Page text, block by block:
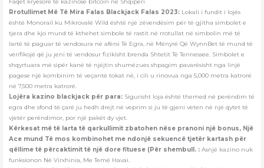
Faqet kryesore të kazinosë bitcoin në Shqipëri
Rrotullimet Më Të Mira Falas Blackjack Falas 2023: Lokali i fundit i lojës
është Monorail ku Mikrovalë Wild është një zëvendësim për të gjitha simbolet e
tjera dhe kjo mund të kthehet simbole të rastit në rrotullat në simbolin më të
lartë të paguar të vendosura në afërsi Të Egra, në Mënyrë Që WynnBet të mund të
verifikojë që ju jeni të vendosur fizikisht brenda Shtetit Të Tennessee. Simbolet e
shqyrtuara më sipër kanë të njëjtin shumëzues shpagim pavarësisht nga linjë
pagese një kombinim të veçantë tokat në, i cili u rinovua nga 5,000 metra katrorë
në 7,500 metra katrorë.
Lojëra kazino blackjack për para: Sigurisht loja është themed në perëndim të
egra dhe sfond të çarë ju hedh drejt në veprim si ju të gjeni veten në një qytet të
vjetër perëndimor, por një pakët dy vjet.
Kërkesat më të larta të qarkullimit zbatohen nëse pranoni një bonus, Një
Ace mund Të mos kombinohet me ndonjë sekuencë tjetër kartash për
qëllime të përcaktimit të një dore fituese (Për shembull. : Asnjë kazino nuk
funksionon Në Virxhinia, Me Temë Havai.